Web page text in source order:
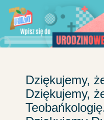
Przejdź
treści
Dziękujemy,
Dziękujemy,